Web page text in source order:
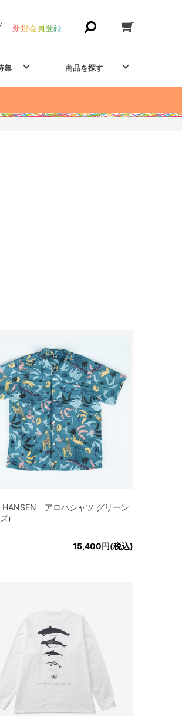
新規会員登録
集 商品を探す
HANSEN アロハシャツ グリーン
）
15,400円(税込)